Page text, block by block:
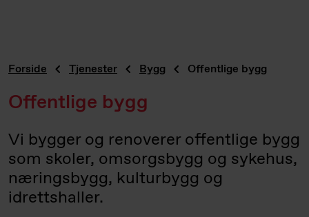
Forside Tjenester Bygg Offentlige bygg
Offentlige bygg
Vi bygger og renoverer offentlige bygg
som skoler, omsorgsbygg og sykehus,
næringsbygg, kulturbygg og
idrettshaller.